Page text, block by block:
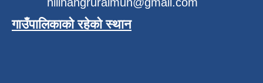
गाउँपालिकाको रहेको स्थान